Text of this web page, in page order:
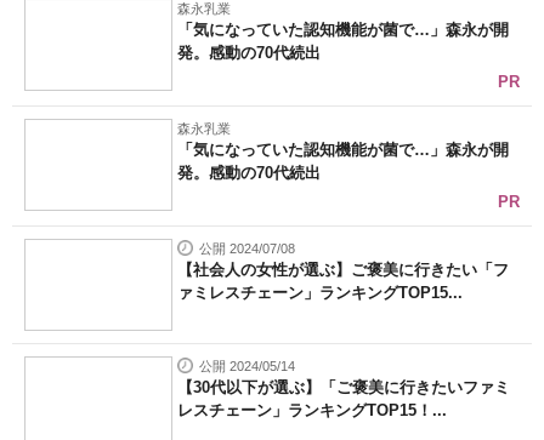
森永乳業
「気になっていた認知機能が菌で…」森永が開
発。感動の70代続出
PR
森永乳業
「気になっていた認知機能が菌で…」森永が開
発。感動の70代続出
PR
公開 2024/07/08
【社会人の女性が選ぶ】ご褒美に行きたい「フ
ァミレスチェーン」ランキングTOP15...
公開 2024/05/14
【30代以下が選ぶ】「ご褒美に行きたいファミ
レスチェーン」ランキングTOP15！...